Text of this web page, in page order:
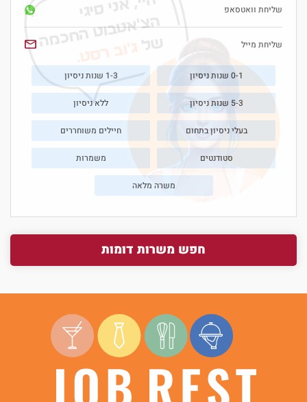
שליחת וואטסאפ
שליחת מייל
0-1 שנות ניסיון 1-3 שנות ניסיון
5-3 שנות ניסיון ללא ניסיון
בעלי ניסיון בתחום חיילים משוחררים
סטודנטים משמרות
משרה מלאה
חפש משרות דומות
הצ'אטבוט החכמה